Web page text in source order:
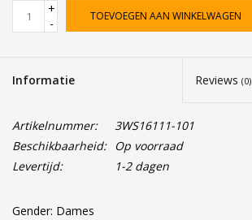
+
-
TOEVOEGEN AAN WINKELWAGEN
Informatie Reviews (0)
Artikelnummer:
3WS16111-101
Beschikbaarheid: Op voorraad
Levertijd:
1-2 dagen
Gender: Dames